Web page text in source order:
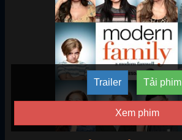
Trailer Tải phim
Xem phim